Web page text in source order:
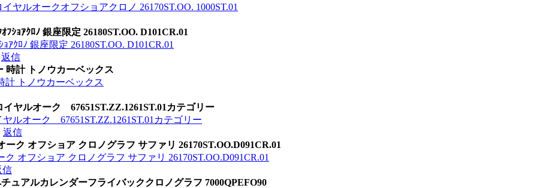
ルオークオフショアクロノ 26170ST.OO. 1000ST.01
ｼｮｱｸﾛﾉ 銀座限定 26180ST.OO. D101CR.01
ｱｸﾛﾉ 銀座限定 26180ST.OO. D101CR.01
返信
時計 トノウカーベックス
計 トノウカーベックス
ヤルオーク 67651ST.ZZ.1261ST.01カテゴリー
ルオーク 67651ST.ZZ.1261ST.01カテゴリー
返信
ク オフショア クロノグラフ サファリ 26170ST.OO.D091CR.01
オフショア クロノグラフ サファリ 26170ST.OO.D091CR.01
信
ュアルカレンダーフライバッククロノグラフ 7000QPEFO90